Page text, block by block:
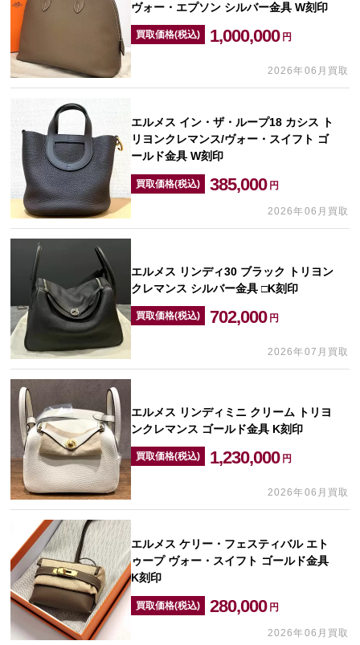
ヴォー・エプソン シルバー金具 W刻印
買取価格(税込) 1,000,000 円
2026年06月買取
エルメス イン・ザ・ループ18 カシス ト
リヨンクレマンス/ヴォー・スイフト ゴ
ールド金具 W刻印
買取価格(税込) 385,000 円
2026年06月買取
エルメス リンディ30 ブラック トリヨン
クレマンス シルバー金具 □K刻印
買取価格(税込) 702,000 円
2026年07月買取
エルメス リンディミニ クリーム トリヨ
ンクレマンス ゴールド金具 K刻印
買取価格(税込) 1,230,000 円
2026年06月買取
エルメス ケリー・フェスティバル エト
ゥープ ヴォー・スイフト ゴールド金具
K刻印
買取価格(税込) 280,000 円
2026年06月買取